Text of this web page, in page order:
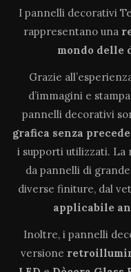
I pannelli decorativi
rappresentano una
mondo delle
Grazie
d’immagini e
pannelli decorativi
grafica senza
i supporti utilizzati.
da pannelli di
diverse finiture, dal
applicabile
Inoltre, i pannelli
versione